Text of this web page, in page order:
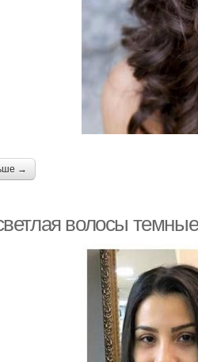
→
волосы